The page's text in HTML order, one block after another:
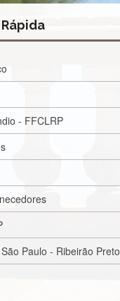
- FFCLRP
Paulo - Ribeirão Preto